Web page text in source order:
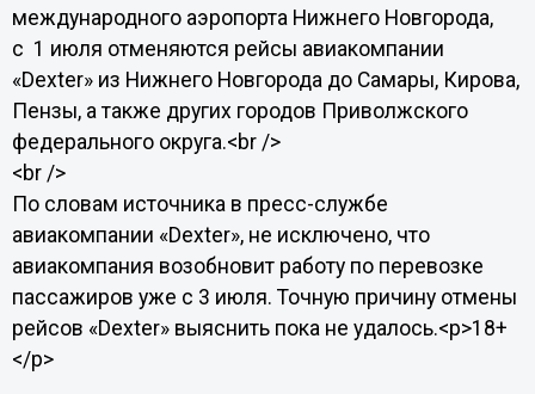
международного аэропорта Нижнего Новгорода,
с 1 июля отменяются рейсы авиакомпании
«Dexter» из Нижнего Новгорода до Самары, Кирова,
Пензы, а также других городов Приволжского
федерального округа.<br />
<br />
По словам источника в пресс-службе
авиакомпании «Dexter», не исключено, что
авиакомпания возобновит работу по перевозке
пассажиров уже с 3 июля. Точную причину отмены
рейсов «Dexter» выяснить пока не удалось.<p>18+
</p>